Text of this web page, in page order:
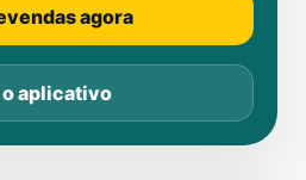
agora
o aplicativo